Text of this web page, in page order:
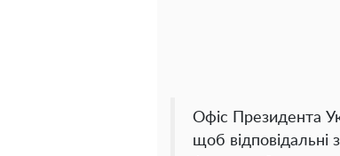
Офіс Президента
щоб